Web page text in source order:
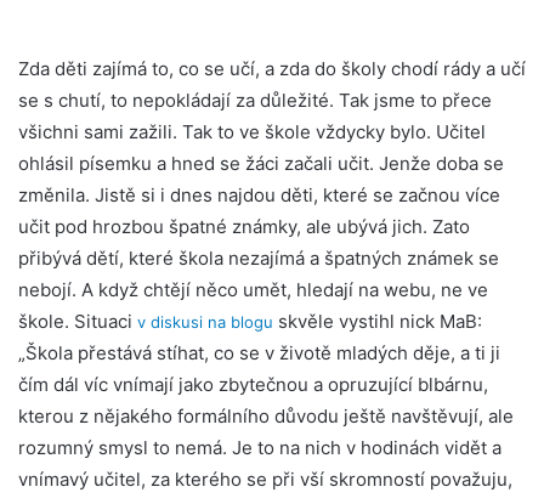
Zda děti zajímá to, co se učí, a zda do školy chodí rády a učí
se s chutí, to nepokládají za důležité. Tak jsme to přece
všichni sami zažili. Tak to ve škole vždycky bylo. Učitel
ohlásil písemku a hned se žáci začali učit. Jenže doba se
změnila. Jistě si i dnes najdou děti, které se začnou více
učit pod hrozbou špatné známky, ale ubývá jich. Zato
přibývá dětí, které škola nezajímá a špatných známek se
nebojí. A když chtějí něco umět, hledají na webu, ne ve
škole. Situaci v diskusi na blogu skvěle vystihl nick MaB:
„Škola přestává stíhat, co se v životě mladých děje, a ti ji
čím dál víc vnímají jako zbytečnou a opruzující blbárnu,
kterou z nějakého formálního důvodu ještě navštěvují, ale
rozumný smysl to nemá. Je to na nich v hodinách vidět a
vnímavý učitel, za kterého se při vší skromností považuju,